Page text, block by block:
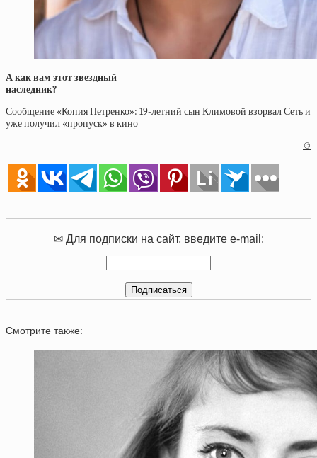
А как вам этот звездный
наследник?
Сообщение «Копия Петренко»: 19-летний сын Климовой взорвал Сеть и
уже получил «пропуск» в кино
©
✉ Для подписки на сайт, введите e-mail:
Смотрите также: